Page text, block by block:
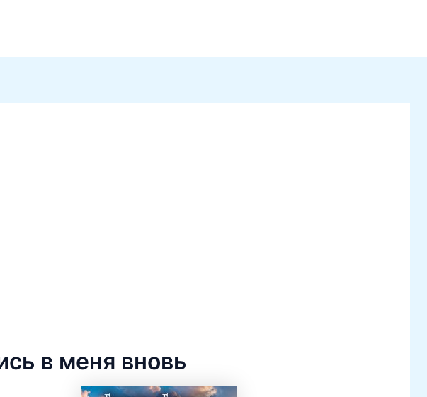
в меня вновь